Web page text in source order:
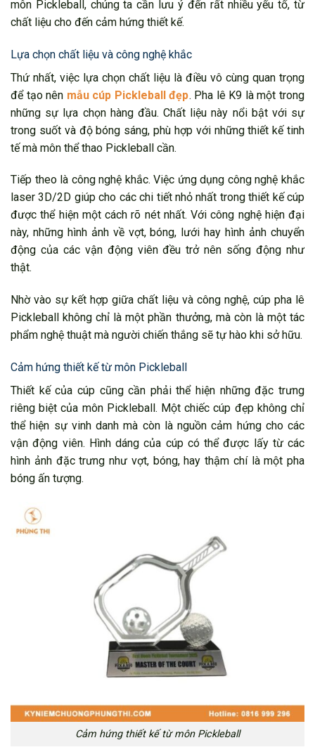
môn Pickleball, chúng ta cần lưu ý đến rất nhiều yếu tố, từ
chất liệu cho đến cảm hứng thiết kế.
Lựa chọn chất liệu và công nghệ khắc
Thứ nhất, việc lựa chọn chất liệu là điều vô cùng quan trọng
để tạo nên mẫu cúp Pickleball đẹp. Pha lê K9 là một trong
những sự lựa chọn hàng đầu. Chất liệu này nổi bật với sự
trong suốt và độ bóng sáng, phù hợp với những thiết kế tinh
tế mà môn thể thao Pickleball cần.
Tiếp theo là công nghệ khắc. Việc ứng dụng công nghệ khắc
laser 3D/2D giúp cho các chi tiết nhỏ nhất trong thiết kế cúp
được thể hiện một cách rõ nét nhất. Với công nghệ hiện đại
này, những hình ảnh về vợt, bóng, lưới hay hình ảnh chuyển
động của các vận động viên đều trở nên sống động như
thật.
Nhờ vào sự kết hợp giữa chất liệu và công nghệ, cúp pha lê
Pickleball không chỉ là một phần thưởng, mà còn là một tác
phẩm nghệ thuật mà người chiến thắng sẽ tự hào khi sở hữu.
Cảm hứng thiết kế từ môn Pickleball
Thiết kế của cúp cũng cần phải thể hiện những đặc trưng
riêng biệt của môn Pickleball. Một chiếc cúp đẹp không chỉ
thể hiện sự vinh danh mà còn là nguồn cảm hứng cho các
vận động viên. Hình dáng của cúp có thể được lấy từ các
hình ảnh đặc trưng như vợt, bóng, hay thậm chí là một pha
bóng ấn tượng.
Cảm hứng thiết kế từ môn Pickleball